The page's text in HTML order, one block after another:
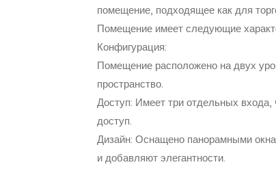
помещение, подходящее как для
Помещение имеет следующие
Конфигурация:
Помещение расположено на двух
пространство.
Доступ: Имеет три отдельных
доступ.
Дизайн: Оснащено панорамными
и добавляют элегантности.